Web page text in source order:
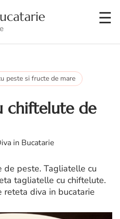
peste si fructe de mare
chiftelute de
in Bucatarie
peste. Tagliatelle cu
tagliatelle cu chiftelute.
diva in bucatarie